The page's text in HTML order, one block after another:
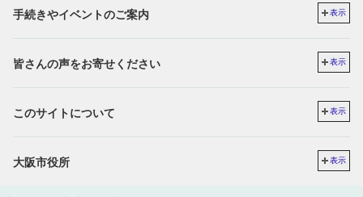
手続きやイベントのご案内 表示
皆さんの声をお寄せください 表示
このサイトについて 表示
大阪市役所 表示